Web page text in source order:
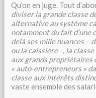
Qu’on en juge. Tout
diviser la grande classe
alternative au système
notamment du fait d’une
delà ses mille nuances –
ou la caissière –, la
aux grands propriétaires
« auto-entrepreneurs »
classe aux intérêts
vaste ensemble des